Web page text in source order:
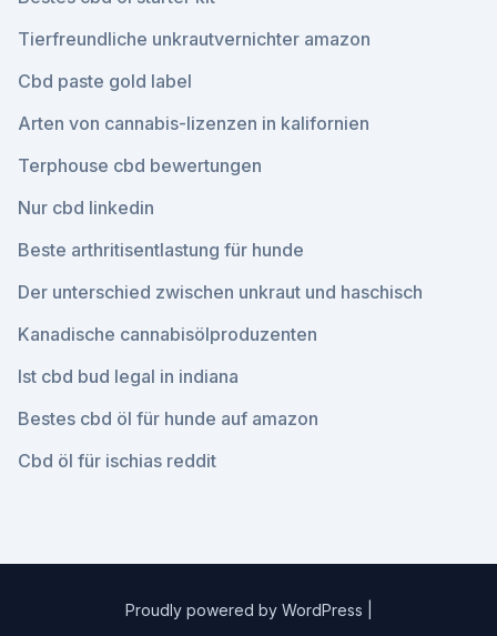
Tierfreundliche unkrautvernichter amazon
Cbd paste gold label
Arten von cannabis-lizenzen in kalifornien
Terphouse cbd bewertungen
Nur cbd linkedin
Beste arthritisentlastung für hunde
Der unterschied zwischen unkraut und haschisch
Kanadische cannabisölproduzenten
Ist cbd bud legal in indiana
Bestes cbd öl für hunde auf amazon
Cbd öl für ischias reddit
Proudly powered by WordPress